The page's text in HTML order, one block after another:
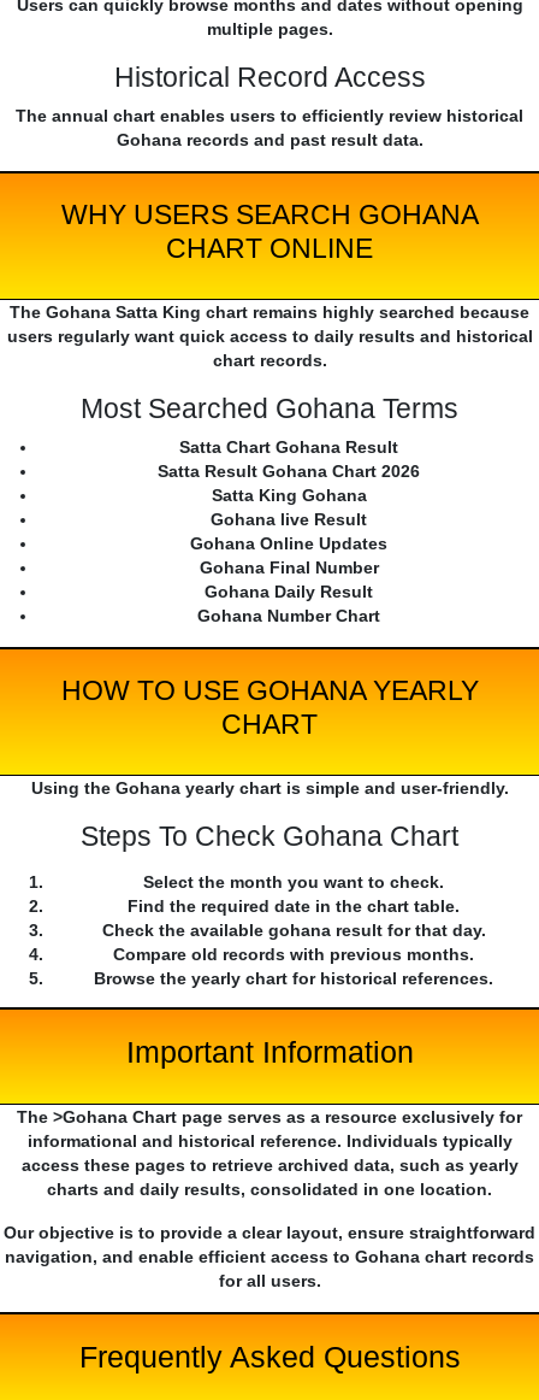
Users can quickly browse months and dates without opening
multiple pages.
Historical Record Access
The annual chart enables users to efficiently review historical
Gohana records and past result data.
WHY USERS SEARCH GOHANA
CHART ONLINE
The Gohana Satta King chart remains highly searched because
users regularly want quick access to daily results and historical
chart records.
Most Searched Gohana Terms
Satta Chart Gohana Result
Satta Result Gohana Chart 2026
Satta King Gohana
Gohana live Result
Gohana Online Updates
Gohana Final Number
Gohana Daily Result
Gohana Number Chart
HOW TO USE GOHANA YEARLY
CHART
Using the Gohana yearly chart is simple and user-friendly.
Steps To Check Gohana Chart
Select the month you want to check.
Find the required date in the chart table.
Check the available gohana result for that day.
Compare old records with previous months.
Browse the yearly chart for historical references.
Important Information
The >Gohana Chart page serves as a resource exclusively for
informational and historical reference. Individuals typically
access these pages to retrieve archived data, such as yearly
charts and daily results, consolidated in one location.
Our objective is to provide a clear layout, ensure straightforward
navigation, and enable efficient access to Gohana chart records
for all users.
Frequently Asked Questions